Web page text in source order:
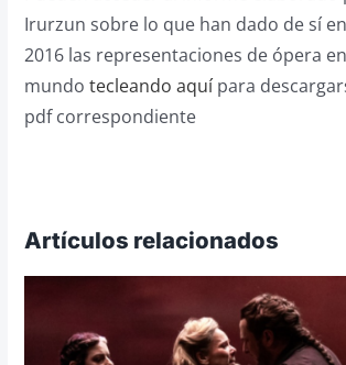
Irurzun sobre lo que han dado de sí
2016 las representaciones de ópera
mundo tecleando aquípara
pdf correspondiente
Artículos relacionados